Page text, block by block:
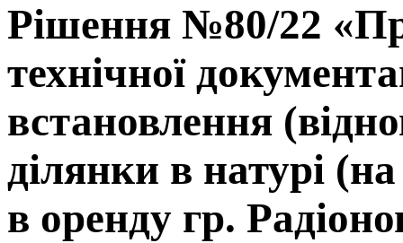
Рішення №80/22
технічної
встановлення
ділянки в натурі
в оренду гр.